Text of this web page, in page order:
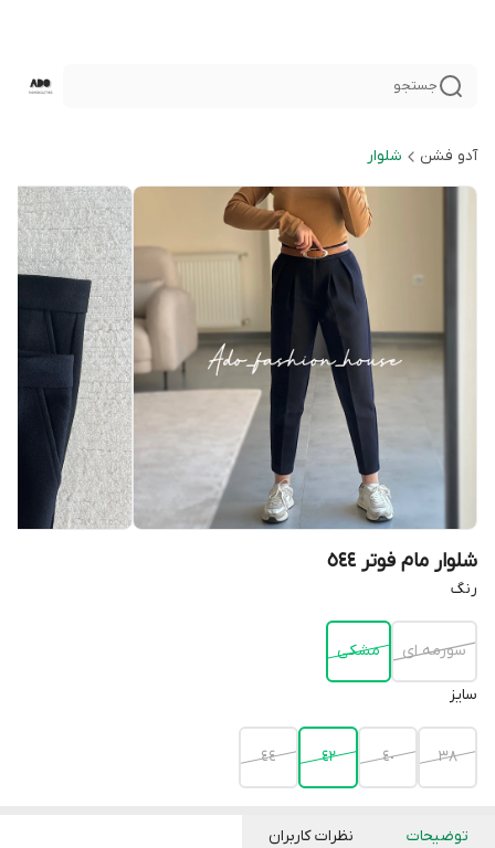
جستجو
آدو فشن شلوار
شلوار مام فوتر ٥٤٤
رنگ
سورمه اى مشكى
سايز
٣٨ ٤٠ ٤٢ ٤٤
توضیحات نظرات کاربران